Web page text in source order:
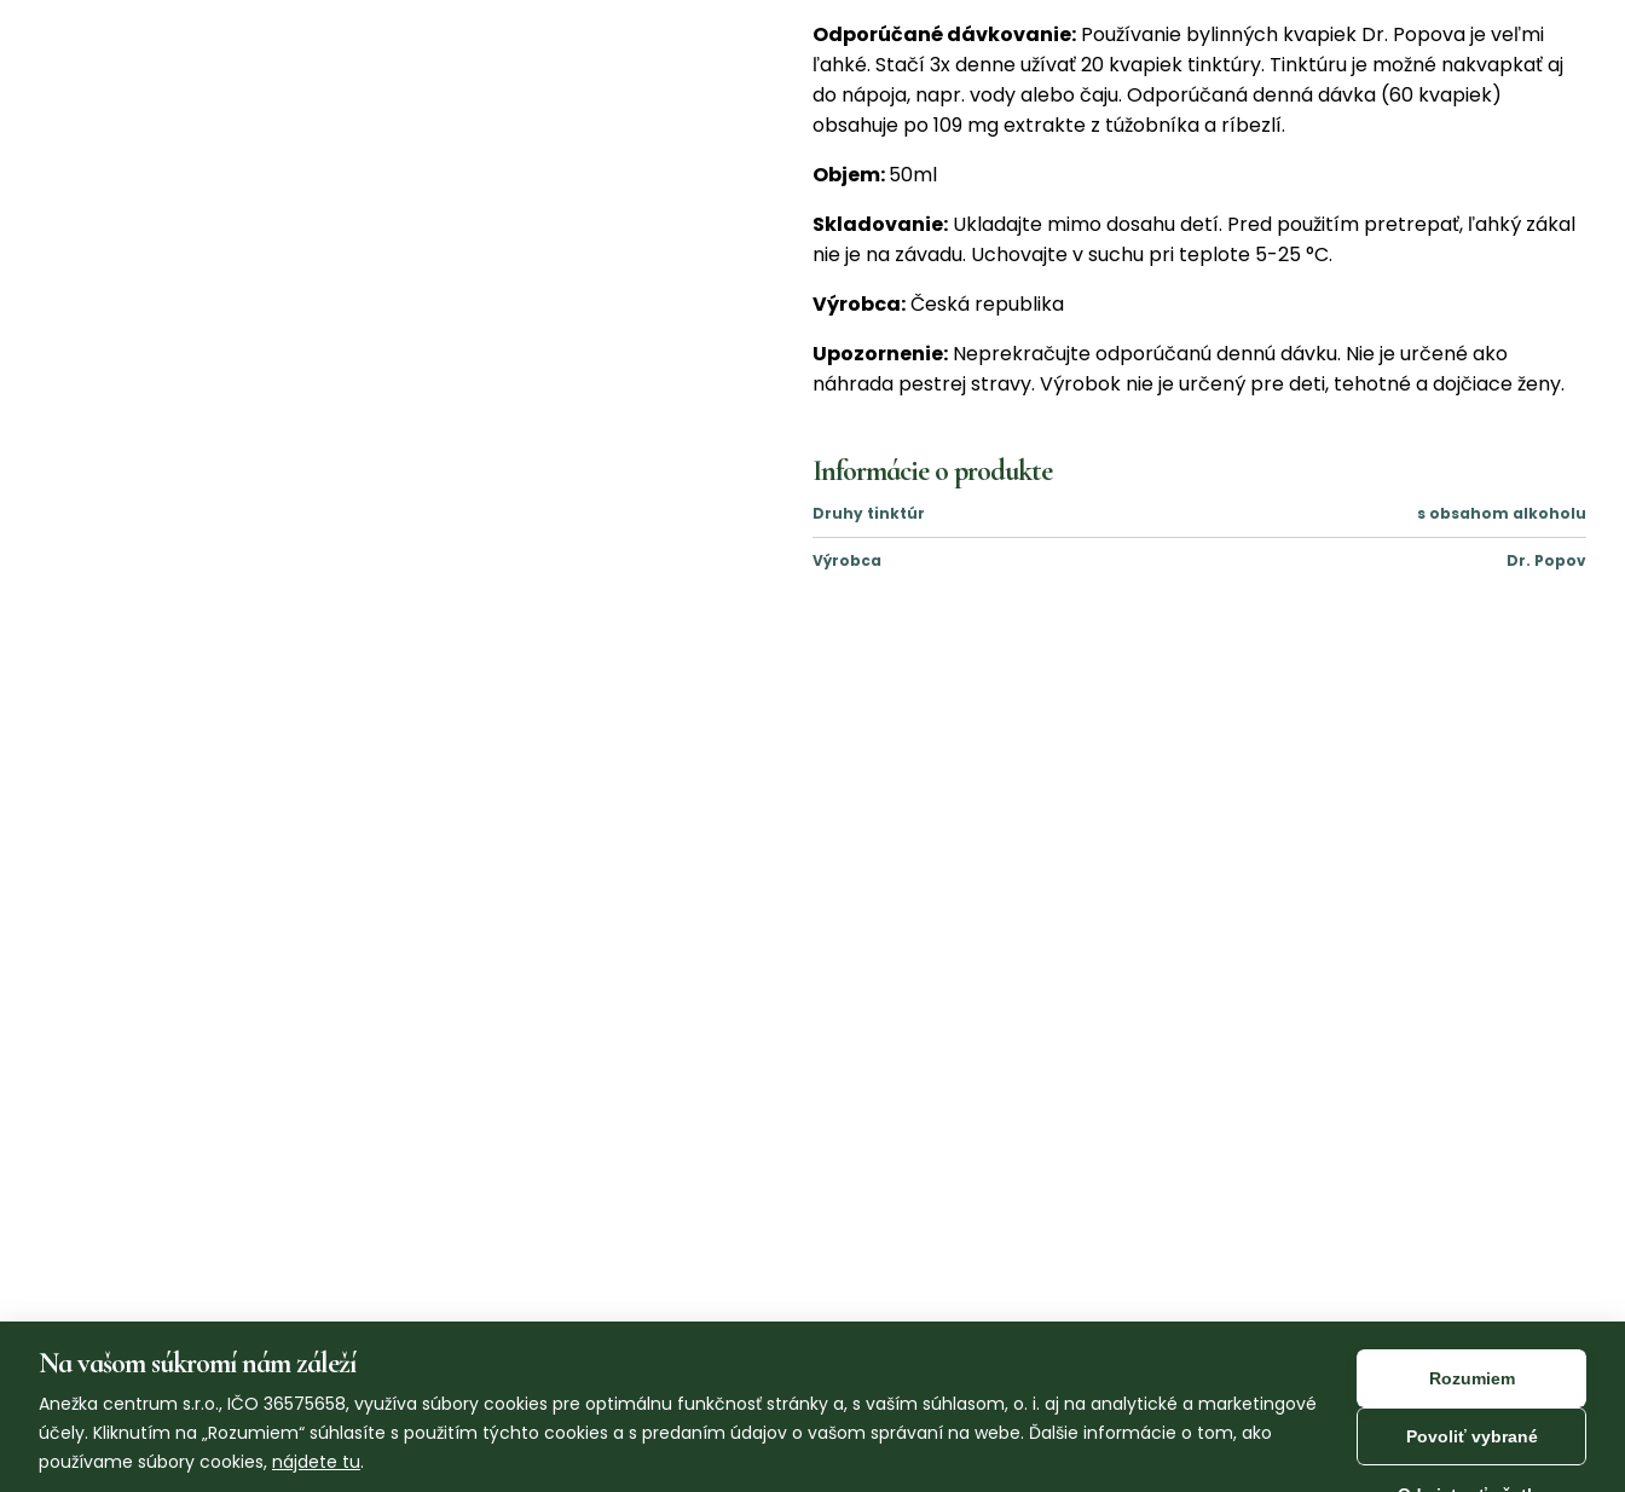
Odporúčané dávkovanie: Používanie bylinných kvapiek Dr. Popova je veľmi
ľahké. Stačí 3x denne užívať 20 kvapiek tinktúry. Tinktúru je možné nakvapkať aj
do nápoja, napr. vody alebo čaju. Odporúčaná denná dávka (60 kvapiek)
obsahuje po 109 mg extrakte z túžobníka a ríbezlí.
Objem:50ml
Skladovanie: Ukladajte mimo dosahu detí. Pred použitím pretrepať, ľahký zákal
nie je na závadu. Uchovajte v suchu pri teplote 5-25 °C.
Výrobca:Česká republika
Upozornenie: Neprekračujte odporúčanú dennú dávku. Nie je určené ako
náhrada pestrej stravy. Výrobok nie je určený pre deti, tehotné a dojčiace ženy.
Informácie o produkte
Druhy tinktúr s obsahom alkoholu
Výrobca Dr. Popov
Na vašom súkromí nám záleží
Anežka centrum s.r.o., IČO 36575658, využíva súbory cookies pre optimálnu funkčnosť stránky a, s vaším súhlasom, o. i. aj na analytické a marketingové
účely. Kliknutím na „Rozumiem“ súhlasíte s použitím týchto cookies a s predaním údajov o vašom správaní na webe. Ďalšie informácie o tom, ako
používame súbory cookies, nájdete tu.
Rozumiem
Povoliť vybrané